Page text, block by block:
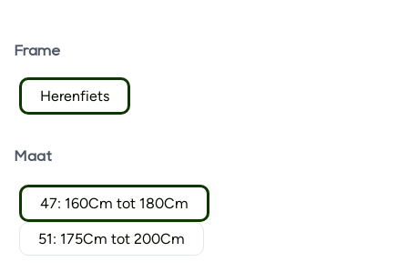
Frame
Herenfiets
Maat
47: 160Cm tot 180Cm
51: 175Cm tot 200Cm